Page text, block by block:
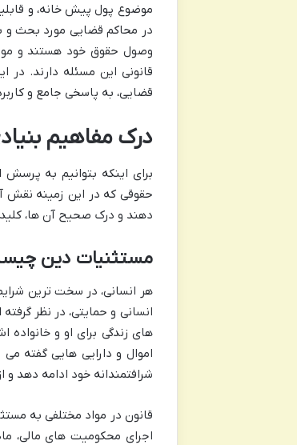
موضوع پول پیش خانه، و
در محاکم قضایی مورد بحث و
وصول حقوق خود هستند و
قانونی این مسئله دارند. در
قضایی، به پاسخی جامع و
درک مفاهیم
برای اینکه بتوانیم به
حقوقی که در این زمینه نقش
دهند و درک صحیح آن ها،
مستثنیات دین
هر انسانی، در سخت ترین
انسانی و حمایتی، در نظر
های زندگی برای او و
اموال و دارایی هایی گفته
شرافتمندانه خود ادامه دهد